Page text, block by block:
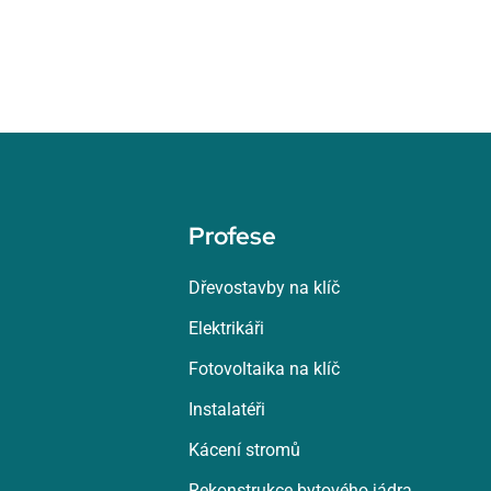
Profese
Dřevostavby na klíč
Elektrikáři
Fotovoltaika na klíč
Instalatéři
Kácení stromů